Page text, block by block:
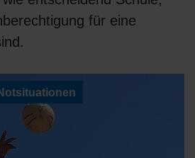
für eine